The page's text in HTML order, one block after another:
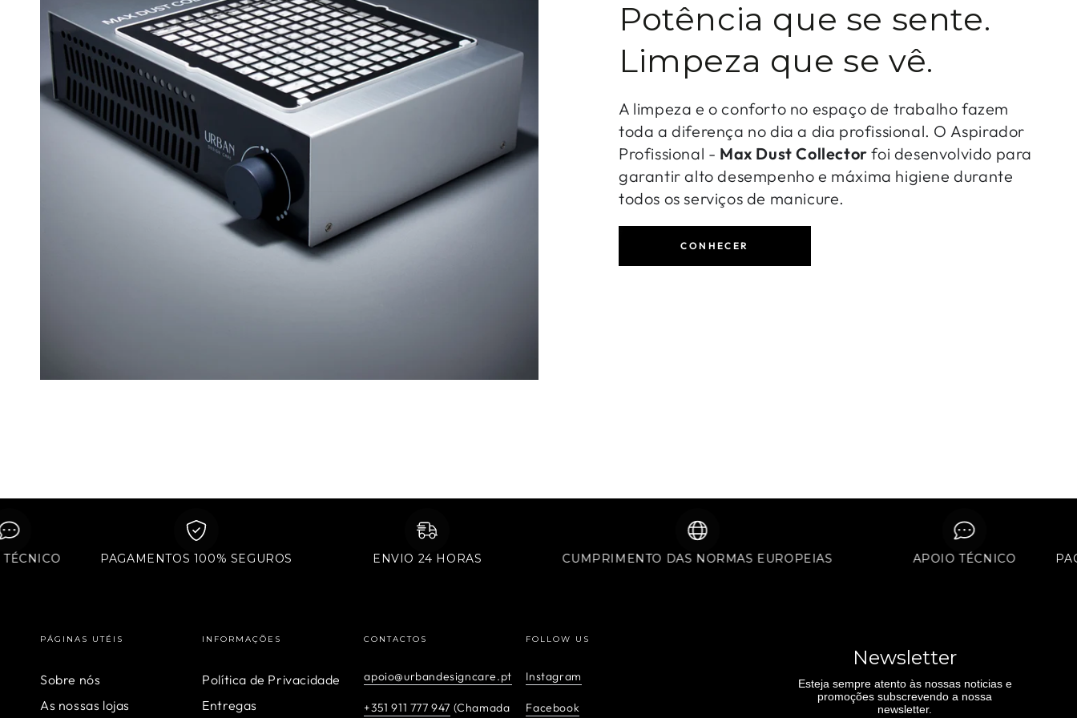
Potência que se sente.
Limpeza que se vê.
A limpeza e o conforto no espaço de trabalho fazem
toda a diferença no dia a dia profissional. O Aspirador
Profissional - Max Dust Collectorfoi desenvolvido para
garantir alto desempenho e máxima higiene durante
todos os serviços de manicure.
CONHECER
TÉCNICO PAGAMENTOS 100% SEGUROS ENVIO 24 HORAS CUMPRIMENTO DAS NORMAS EUROPEIAS APOIO TÉCNICO
PÁGINAS UTÉIS
Sobre nós
As nossas lojas
INFORMAÇÕES
Política de Privacidade
Entregas
CONTACTOS
apoio@urbandesigncare.pt
+351 911 777 947 (Chamada
FOLLOW US
Instagram
Facebook
Newsletter
Esteja sempre atento às nossas noticias e
promoções subscrevendo a nossa
newsletter.